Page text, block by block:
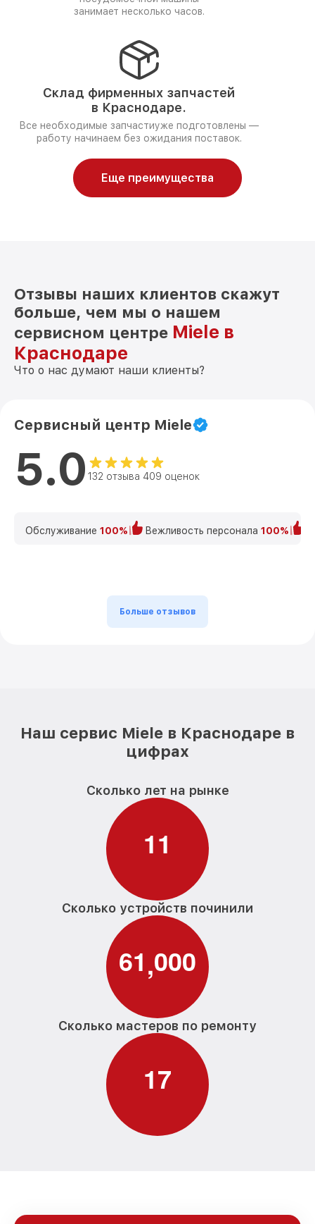
занимает несколько часов.
Склад фирменных запчастей
в Краснодаре.
Все необходимые запчастиуже подготовлены —
работу начинаем без ожидания поставок.
Еще преимущества
Отзывы наших клиентов скажут
больше, чем мы о нашем
сервисном центре Miele в
Краснодаре
Что о нас думают наши клиенты?
Сервисный центр Miele
5.0 132 отзыва 409 оценок
Обслуживание 100% Вежливость персонала 100%
Больше отзывов
Наш сервис Miele в Краснодаре в
цифрах
Сколько лет на рынке
11
Сколько устройств починили
61,000
Сколько мастеров по ремонту
17